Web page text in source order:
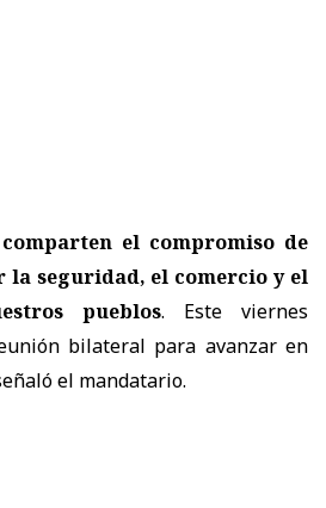
el compromiso de
seguridad, el comercio y el
pueblos. Este viernes
bilateral para avanzar en
el mandatario.